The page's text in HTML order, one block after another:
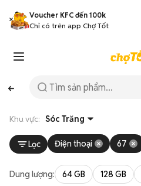
Voucher KFC đến 100k
Chỉ có trên app Chợ Tốt
Khu vực: Sóc Trăng
Lọc Điện thoại 67
Dung lượng: 64 GB 128 GB